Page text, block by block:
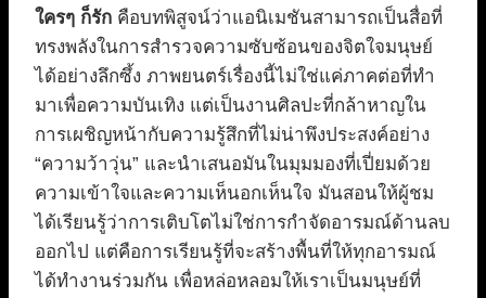
ใครๆ ก็รัก คือบทพิสูจน์ว่าแอนิเมชันสามารถเป็นสื่อที่
ทรงพลังในการสำรวจความซับซ้อนของจิตใจมนุษย์
ได้อย่างลึกซึ้ง ภาพยนตร์เรื่องนี้ไม่ใช่แค่ภาคต่อที่ทำ
มาเพื่อความบันเทิง แต่เป็นงานศิลปะที่กล้าหาญใน
การเผชิญหน้ากับความรู้สึกที่ไม่น่าพึงประสงค์อย่าง
“ความว้าวุ่น” และนำเสนอมันในมุมมองที่เปี่ยมด้วย
ความเข้าใจและความเห็นอกเห็นใจ มันสอนให้ผู้ชม
ได้เรียนรู้ว่าการเติบโตไม่ใช่การกำจัดอารมณ์ด้านลบ
ออกไป แต่คือการเรียนรู้ที่จะสร้างพื้นที่ให้ทุกอารมณ์
ได้ทำงานร่วมกัน เพื่อหล่อหลอมให้เราเป็นมนุษย์ที่